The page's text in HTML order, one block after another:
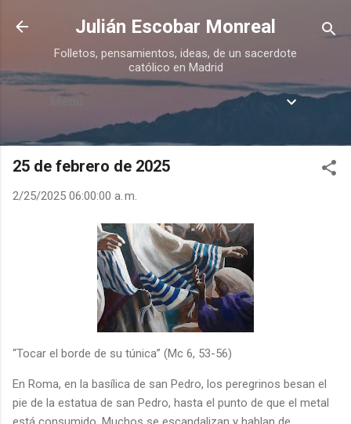
Ir al contenido principal
Julián Escobar Monreal
Folletos, pensamientos, ideas, de un sacerdote
católico en Madrid
Menú
25 de febrero de 2025
2/25/2025 06:00:00 a. m.
“Tocar el borde de su túnica” (Mc 6, 53-56)
En Roma, en la basílica de san Pedro, los peregrinos besan el
pie de la estatua de san Pedro, hasta el punto de que el metal